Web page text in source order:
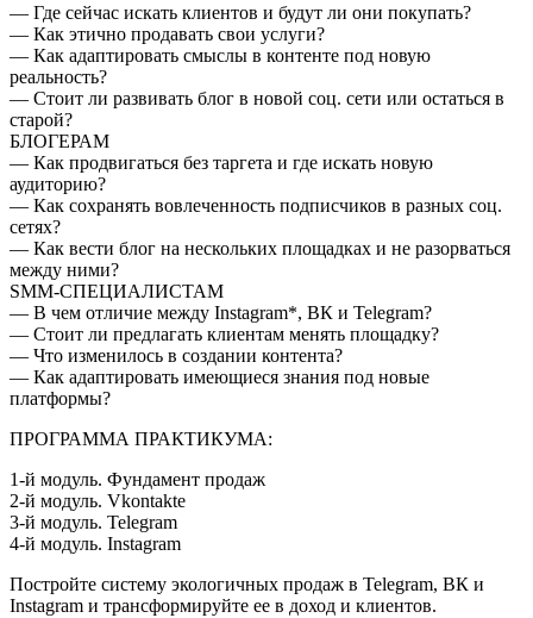
— Где сейчас искать клиентов и будут ли они покупать?
— Как этично продавать свои услуги?
— Как адаптировать смыслы в контенте под новую
реальность?
— Стоит ли развивать блог в новой соц. сети или остаться в
старой?
БЛОГЕРАМ
— Как продвигаться без таргета и где искать новую
аудиторию?
— Как сохранять вовлеченность подписчиков в разных соц.
сетях?
— Как вести блог на нескольких площадках и не разорваться
между ними?
SMM-СПЕЦИАЛИСТАМ
— В чем отличие между Instagram*, ВК и Telegram?
— Стоит ли предлагать клиентам менять площадку?
— Что изменилось в создании контента?
— Как адаптировать имеющиеся знания под новые
платформы?
ПРОГРАММА ПРАКТИКУМА:
1-й модуль. Фундамент продаж
2-й модуль. Vkontakte
3-й модуль. Telegram
4-й модуль. Instagram
Постройте систему экологичных продаж в Telegram, ВК и
Instagram и трансформируйте ее в доход и клиентов.